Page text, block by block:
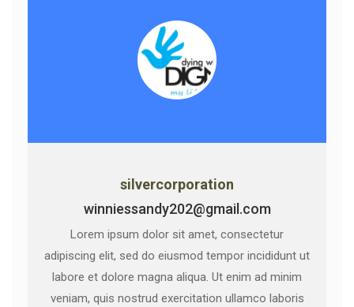
silvercorporation
winniessandy202@gmail.com
Lorem ipsum dolor sit amet, consectetur
adipiscing elit, sed do eiusmod tempor incididunt ut
labore et dolore magna aliqua. Ut enim ad minim
veniam, quis nostrud exercitation ullamco laboris